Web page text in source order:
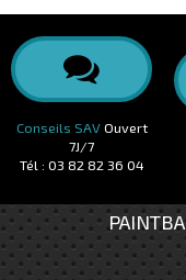
Conseils SAVOuvert
7J/7
Tél : 03 82 82 36 04